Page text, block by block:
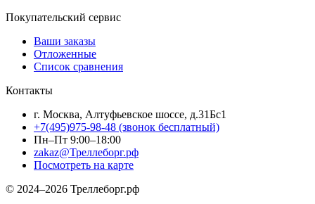
Покупательский сервис
Ваши заказы
Отложенные
Список сравнения
Контакты
г. Москва, Алтуфьевское шоссе, д.31Бс1
+7(495)975-98-48 (звонок бесплатный)
Пн–Пт 9:00–18:00
zakaz@Треллеборг.рф
Посмотреть на карте
© 2024–2026 Треллеборг.рф